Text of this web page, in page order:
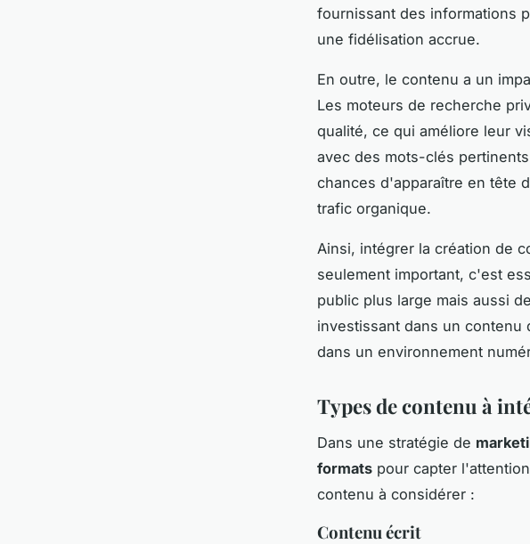
fournissant des informations
une fidélisation accrue.
En outre, le contenu a un
Les moteurs de recherche
qualité, ce qui améliore leur
avec des mots-clés
chances d'apparaître en tête
trafic organique.
Ainsi, intégrer la création de
seulement important, c'est
public plus large mais aussi
investissant dans un
dans un environnement
Types de contenu à
Dans une stratégie de
formats pour capter
contenu à considérer :
Contenu écrit